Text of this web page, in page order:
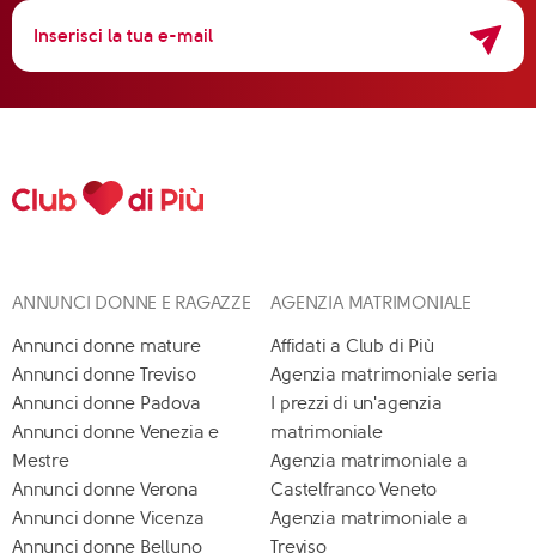
ANNUNCI DONNE E RAGAZZE
Annunci donne mature
Annunci donne Treviso
Annunci donne Padova
Annunci donne Venezia e
Mestre
Annunci donne Verona
Annunci donne Vicenza
Annunci donne Belluno
AGENZIA MATRIMONIALE
Affidati a Club di Più
Agenzia matrimoniale seria
I prezzi di un'agenzia
matrimoniale
Agenzia matrimoniale a
Castelfranco Veneto
Agenzia matrimoniale a
Treviso